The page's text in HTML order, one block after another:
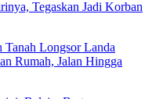
Tegaskan Jadi Korban
Tanah Longsor Landa
Rumah, Jalan Hingga